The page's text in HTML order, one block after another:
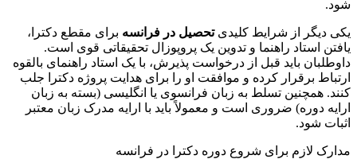
شود.
یکی دیگر از شرایط کلیدیتحصیل در فرانسه برای مقطع دکترا،
یافتن استاد راهنما و تدوین یک پروپوزال تحقیقاتی قوی است.
داوطلبان باید قبل از درخواست پذیرش، با یک استاد راهنمای بالقوه
ارتباط برقرار کرده و موافقت او را برای هدایت پروژه دکترا جلب
کنند. همچنین تسلط به زبان فرانسوی یا انگلیسی (بسته به زبان
ارایه دوره) ضروری است و معمولاً باید با ارایه مدرک زبان معتبر
اثبات شود.
مدارک لازم برای شروع دوره دکترا در فرانسه